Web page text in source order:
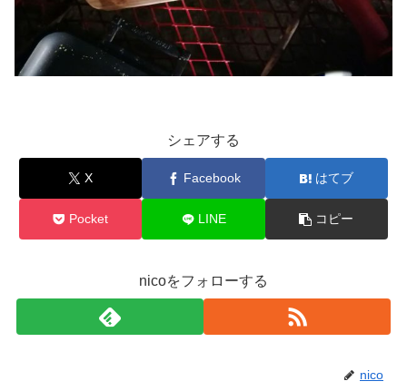
シェアする
X Facebook はてブ
Pocket LINE コピー
nicoをフォローする
nico